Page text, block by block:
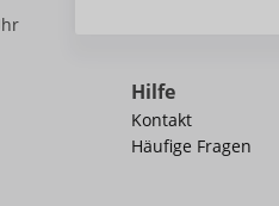
Hilfe
Kontakt
Häufige Fragen